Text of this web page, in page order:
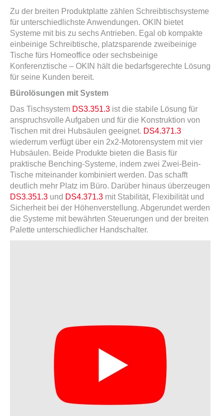
Zu der breiten Produktplatte zählen Schreibtischsysteme
für unterschiedlichste Anwendungen. OKIN bietet
Systeme mit bis zu sechs Antrieben. Egal ob kompakte
einbeinige Schreibtische, platzsparende zweibeinige
Tische fürs Homeoffice oder sechsbeinige
Konferenztische – OKIN hält die bedarfsgerechte Lösung
für seine Kunden bereit.
Bürolösungen mit System
Das Tischsystem DS3.351.3 ist die stabile Lösung für
anspruchsvolle Aufgaben und für die Konstruktion von
Tischen mit drei Hubsäulen geeignet. DS4.371.3
wiederrum verfügt über ein 2x2-Motorensystem mit vier
Hubsäulen. Beide Produkte bieten die Basis für
praktische Benching-Systeme, indem zwei Zwei-Bein-
Tische miteinander kombiniert werden. Das schafft
deutlich mehr Platz im Büro. Darüber hinaus überzeugen
DS3.351.3 und DS4.371.3 mit Stabilität, Flexibilität und
Sicherheit bei der Höhenverstellung. Abgerundet werden
die Systeme mit bewährten Steuerungen und der breiten
Palette unterschiedlicher Handschalter.